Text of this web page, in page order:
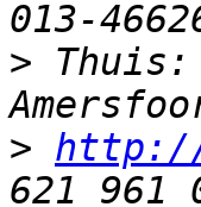
> Thuis:
>